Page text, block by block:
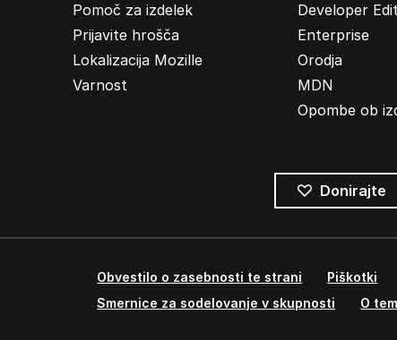
Pomoč za izdelek
Prijavite hrošča
Lokalizacija Mozille
Varnost
Developer
Enterprise
Orodja
MDN
Opombe ob
Donirajte
Obvestilo o zasebnosti te strani Piškotki
Smernice za sodelovanje v skupnosti
O